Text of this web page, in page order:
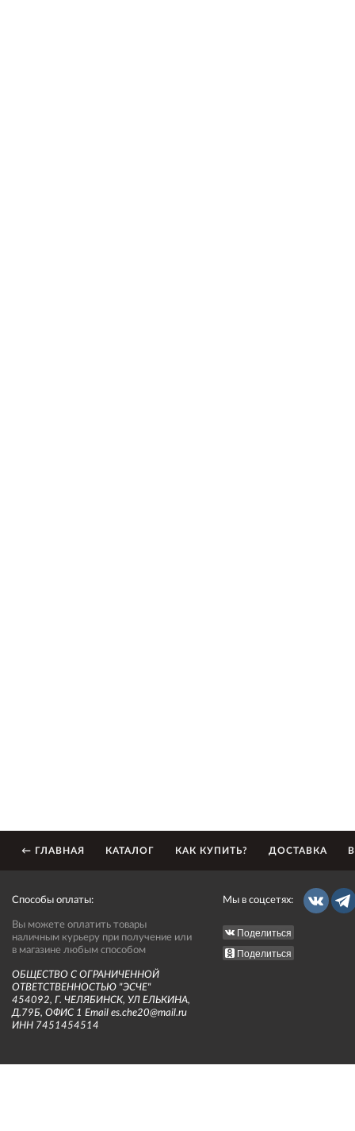
← ГЛАВНАЯ КАТАЛОГ КАК КУПИТЬ? ДОСТАВКА
Способы оплаты:
Вы можете оплатить товары
наличным курьеру при получение или
в магазине любым способом
ОБЩЕСТВО С ОГРАНИЧЕННОЙ
ОТВЕТСТВЕННОСТЬЮ "ЭСЧЕ"
454092, Г. ЧЕЛЯБИНСК, УЛ ЕЛЬКИНА,
Д.79Б, ОФИС 1 Email es.che20@mail.ru
ИНН 7451454514
Мы в соцсетях:
Поделиться
Поделиться